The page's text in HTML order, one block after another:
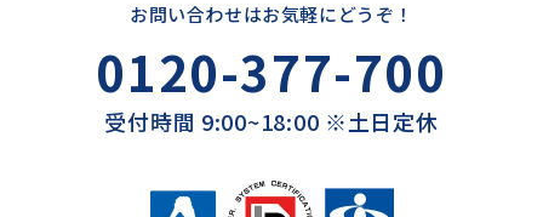
お問い合わせはお気軽にどうぞ！
0120-377-700
受付時間 9:00~18:00 ※土日定休